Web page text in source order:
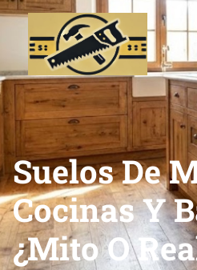
Suelos De
Cocinas Y
¿Mito O